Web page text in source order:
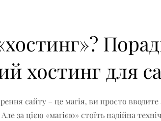
хостинг для
сайту – це магія, ви просто
за цією «магією» стоїть надійна